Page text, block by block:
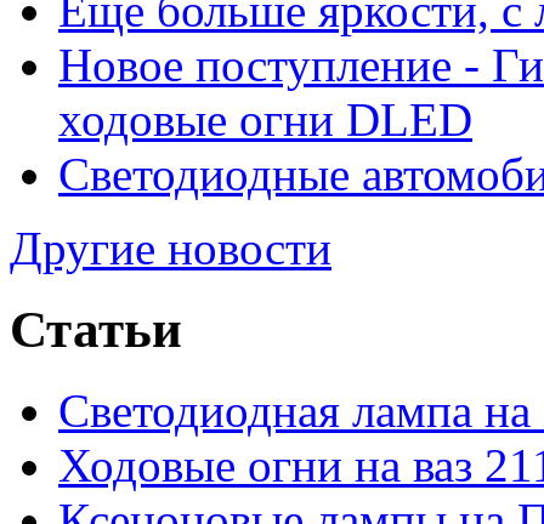
Еще больше яркости,
Новое поступление -
ходовые огни DLED
Светодиодные
Другие новости
Статьи
Светодиодная лампа
Ходовые огни на ваз